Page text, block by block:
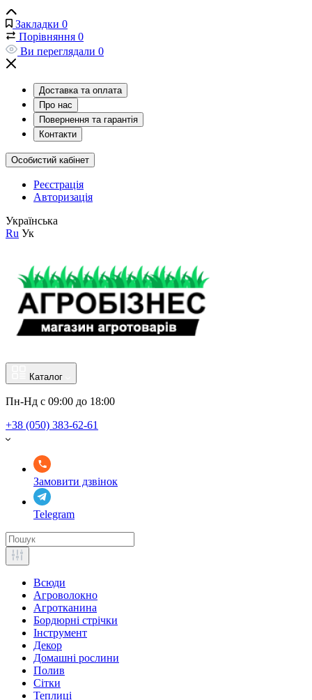
Закладки 0
Порівняння 0
Ви переглядали 0
Доставка та оплата
Про нас
Повернення та гарантія
Контакти
Особистий кабінет
Реєстрація
Авторизація
Українська
Ru Ук
Каталог
Пн-Нд с 09:00 до 18:00
+38 (050) 383-62-61
Замовити дзвінок
Telegram
Всюди
Агроволокно
Агротканина
Бордюрні стрічки
Інструмент
Декор
Домашні рослини
Полив
Сітки
Теплиці